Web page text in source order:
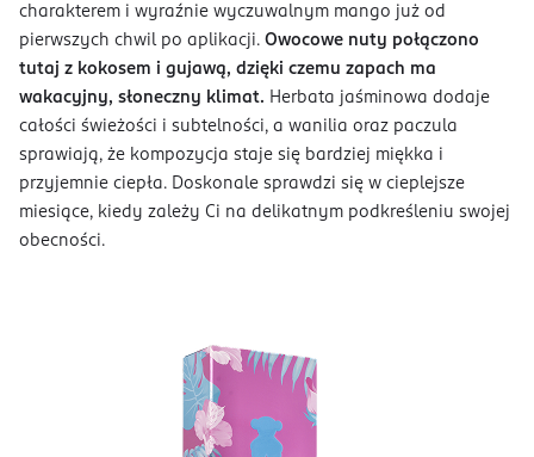
charakterem i wyraźnie wyczuwalnym mango już od
pierwszych chwil po aplikacji. Owocowe nuty połączono
tutaj z kokosem i gujawą, dzięki czemu zapach ma
wakacyjny, słoneczny klimat. Herbata jaśminowa dodaje
całości świeżości i subtelności, a wanilia oraz paczula
sprawiają, że kompozycja staje się bardziej miękka i
przyjemnie ciepła. Doskonale sprawdzi się w cieplejsze
miesiące, kiedy zależy Ci na delikatnym podkreśleniu swojej
obecności.